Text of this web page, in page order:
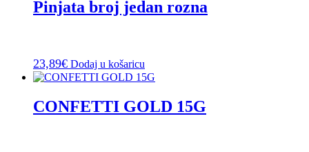
Pinjata broj jedan rozna
23,89€ Dodaj u košaricu
CONFETTI GOLD 15G